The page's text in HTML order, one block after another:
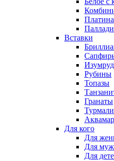
Платина
Вставки
Рубины
Топазы
Гранаты
Для кого
Для
Для
Для